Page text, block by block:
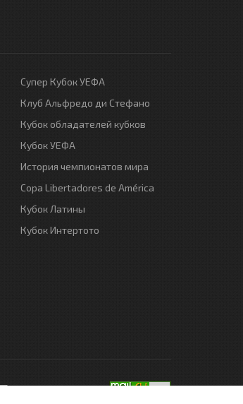
Супер Кубок УЕФА
Клуб Альфредо ди Стефано
Кубок обладателей кубков
Кубок УЕФА
История чемпионатов мира
Copa Libertadores de América
Кубок Латины
Кубок Интертото